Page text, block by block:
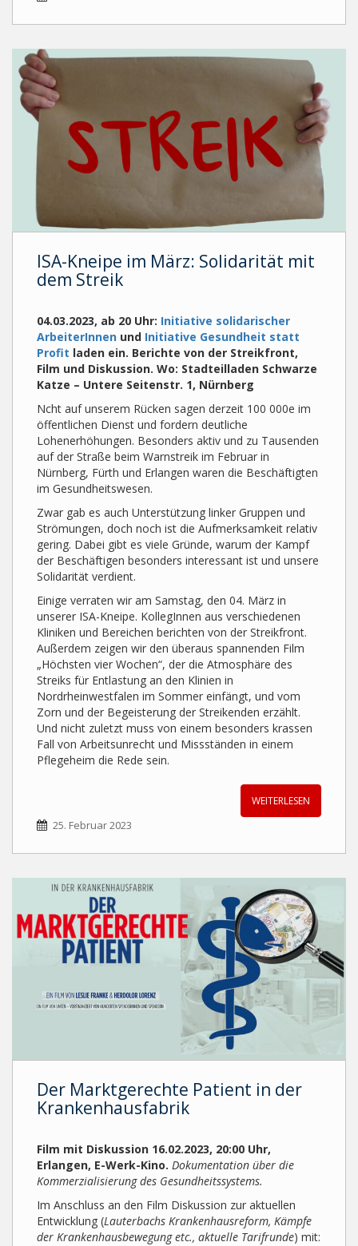
ISA-Kneipe im März: Solidarität mit
dem Streik
04.03.2023, ab 20 Uhr: Initiative solidarischer
ArbeiterInnen und Initiative Gesundheit statt
Profit laden ein. Berichte von der Streikfront,
Film und Diskussion. Wo: Stadteilladen Schwarze
Katze – Untere Seitenstr. 1, Nürnberg
Ncht auf unserem Rücken sagen derzeit 100 000e im
öffentlichen Dienst und fordern deutliche
Lohenerhöhungen. Besonders aktiv und zu Tausenden
auf der Straße beim Warnstreik im Februar in
Nürnberg, Fürth und Erlangen waren die Beschäftigten
im Gesundheitswesen.
Zwar gab es auch Unterstützung linker Gruppen und
Strömungen, doch noch ist die Aufmerksamkeit relativ
gering. Dabei gibt es viele Gründe, warum der Kampf
der Beschäftigen besonders interessant ist und unsere
Solidarität verdient.
Einige verraten wir am Samstag, den 04. März in
unserer ISA-Kneipe. KollegInnen aus verschiedenen
Kliniken und Bereichen berichten von der Streikfront.
Außerdem zeigen wir den überaus spannenden Film
„Höchsten vier Wochen“, der die Atmosphäre des
Streiks für Entlastung an den Klinien in
Nordrheinwestfalen im Sommer einfängt, und vom
Zorn und der Begeisterung der Streikenden erzählt.
Und nicht zuletzt muss von einem besonders krassen
Fall von Arbeitsunrecht und Missständen in einem
Pflegeheim die Rede sein.
WEITERLESEN
25. Februar 2023
Der Marktgerechte Patient in der
Krankenhausfabrik
Film mit Diskussion 16.02.2023, 20:00 Uhr,
Erlangen, E-Werk-Kino. Dokumentation über die
Kommerzialisierung des Gesundheitssystems.
Im Anschluss an den Film Diskussion zur aktuellen
Entwicklung (Lauterbachs Krankenhausreform, Kämpfe
der Krankenhausbewegung etc., aktuelle Tarifrunde) mit: